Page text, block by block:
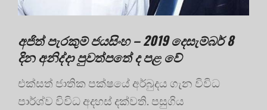
අජිත් පැරකුම් ජයසිංහ – 2019 දෙසැම්බර් 8
දින අනිද්දා පුවත්පතේ ද පළ වේ
එක්සත් ජාතික පක්ෂයේ අර්බුදය ගැන විවිධ
පාර්ශ්ව විවිධ අදහස් දක්වති. පසුගිය